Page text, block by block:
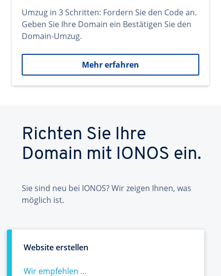
Umzug in 3 Schritten: Fordern Sie den Code an.
Geben Sie Ihre Domain ein Bestätigen Sie den
Domain-Umzug.
Mehr erfahren
Richten Sie Ihre
Domain mit IONOS ein.
Sie sind neu bei IONOS? Wir zeigen Ihnen, was
möglich ist.
Website erstellen
Wir empfehlen ...